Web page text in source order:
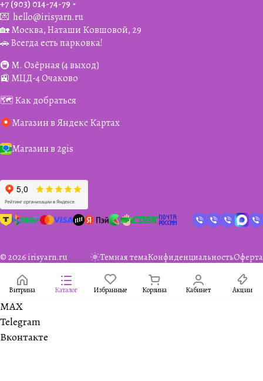
+7 (903) 014-74-79‬
💌 hello@irisyarn.ru
🏡 Москва, Наташи Ковшовой, 29
🚗 Всегда есть парковка!
🚇 М. Озёрная (4 выход)
🚉 МЦД-4 Очаково
🗺️ Как добраться
Магазин в Яндекс Картах
Магазин в 2gis
© 2026 irisyarn.ru Темная темаКонфиденциальностьОферта
Витрина Каталог Избранные Корзина Кабинет Акции
MAX
Telegram
Вконтакте